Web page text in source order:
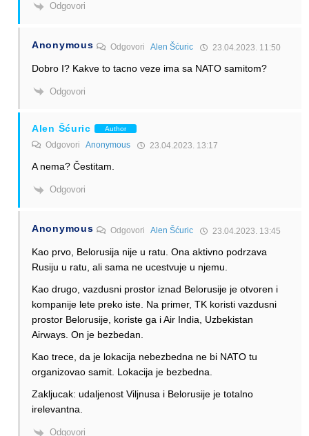
Odgovori
Anonymous OdgovoriAlen Šćuric 23.04.2023. 11:50
Dobro I? Kakve to tacno veze ima sa NATO samitom?
Odgovori
Alen Šćuric Author
Odgovori Anonymous 23.04.2023. 13:17
A nema? Čestitam.
Odgovori
Anonymous OdgovoriAlen Šćuric 23.04.2023. 13:45
Kao prvo, Belorusija nije u ratu. Ona aktivno podrzava
Rusiju u ratu, ali sama ne ucestvuje u njemu.
Kao drugo, vazdusni prostor iznad Belorusije je otvoren i
kompanije lete preko iste. Na primer, TK koristi vazdusni
prostor Belorusije, koriste ga i Air India, Uzbekistan
Airways. On je bezbedan.
Kao trece, da je lokacija nebezbedna ne bi NATO tu
organizovao samit. Lokacija je bezbedna.
Zakljucak: udaljenost Viljnusa i Belorusije je totalno
irelevantna.
Odgovori